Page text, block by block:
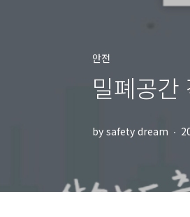
안전
밀폐공간
by safety dream